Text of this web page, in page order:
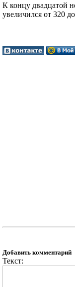
К концу двадцатой
увеличился от 320
Добавить комментарий
Текст: